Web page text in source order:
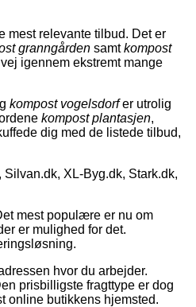
mest relevante tilbud. Det er
granngården samtkompost
igennem ekstremt mange
kompost vogelsdorfer utrolig
kompost plantasjen,
dig med de listede tilbud,
XL-Byg.dk, Stark.dk,
mest populære er nu om
er mulighed for det.
hvor du arbejder.
prisbilligste fragttype er dog
online butikkens hjemsted.